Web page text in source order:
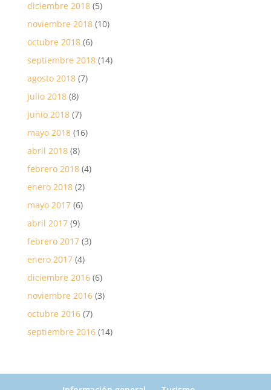
diciembre 2018(5)
noviembre 2018(10)
octubre 2018(6)
septiembre 2018(14)
agosto 2018(7)
julio 2018(8)
junio 2018(7)
mayo 2018(16)
abril 2018(8)
febrero 2018(4)
enero 2018(2)
mayo 2017(6)
abril 2017(9)
febrero 2017(3)
enero 2017(4)
diciembre 2016(6)
noviembre 2016(3)
octubre 2016(7)
septiembre 2016(14)